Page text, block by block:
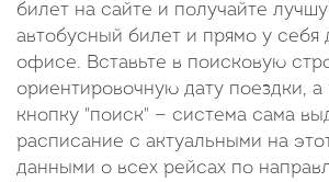
билет на сайте и получайте
автобусный билет и прямо у себя
офисе. Вставьте в поисковую
ориентировочную дату поездки,
кнопку "поиск" — система сама
расписание с актуальными на
данными о всех рейсах по